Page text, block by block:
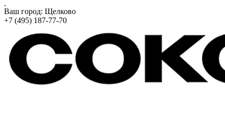
Ваш город: Щелково
+7 (495) 187-77-70